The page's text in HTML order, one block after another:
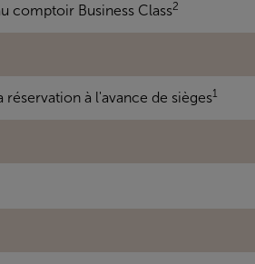
comptoir Business Class2
à l'avance de sièges1